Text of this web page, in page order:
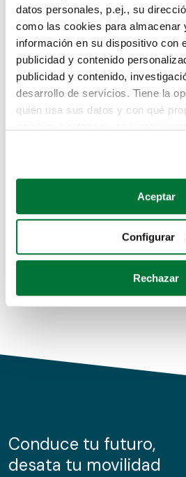
datos personales, p.ej., su
como las cookies para almacenar
información en su dispositivo con
publicidad y contenido
publicidad y contenido,
desarrollo de servicios. Tiene la
quién usa sus datos y con qué
Si lo permite, también quisiéramos:
Recopilar información sobre
Identificar su dispositivo
para buscar características
Obtenga más información sobre
de cookies.
información sobre el uso que haga
nuestros partners de redes
Aceptar
Configurar
Rechazar
Lo sentimos, no
te hemos traido
Pero puedes encontrar el
buscando en alguno de estos
Coches de segunda mano
Coches de km0
Conduce tu futuro,
desata tu movilidad